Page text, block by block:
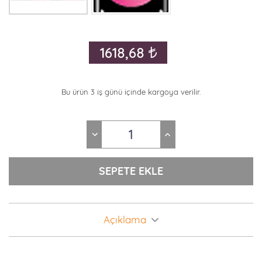
1618,68
Bu ürün 3 iş günü içinde kargoya verilir.
Açıklama